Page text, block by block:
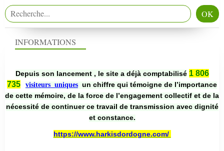
INFORMATIONS
Depuis son lancement , le site a déjà comptabilisé 1 806
735
visiteurs uniques un chiffre qui témoigne de l’importance
de cette mémoire, de la force de l’engagement collectif et de la
nécessité de continuer ce travail de transmission avec dignité
et constance.
https://www.harkisdordogne.com/